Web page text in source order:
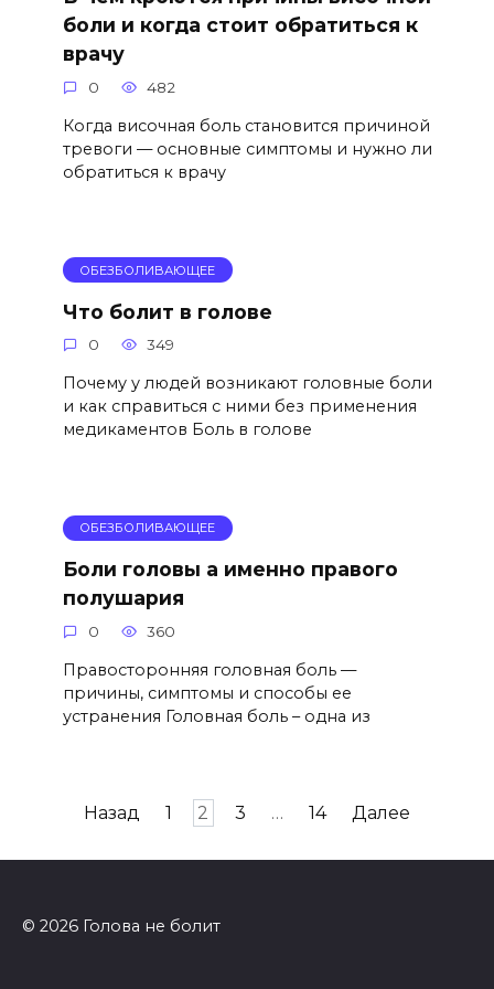
боли и когда стоит обратиться к
врачу
0 482
Когда височная боль становится причиной
тревоги — основные симптомы и нужно ли
обратиться к врачу
ОБЕЗБОЛИВАЮЩЕЕ
Что болит в голове
0 349
Почему у людей возникают головные боли
и как справиться с ними без применения
медикаментов Боль в голове
ОБЕЗБОЛИВАЮЩЕЕ
Боли головы а именно правого
полушария
0 360
Правосторонняя головная боль —
причины, симптомы и способы ее
устранения Головная боль – одна из
Пагинация
Назад 1 2 3 … 14 Далее
© 2026 Голова не болит